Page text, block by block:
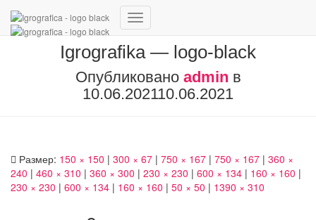
Переключить
навигацию
Igrografika — logo-black
Опубликовано admin в
10.06.202110.06.2021
Размер: 150 × 150 | 300 × 67 | 750 × 167 | 750 × 167 | 360 ×
240 | 460 × 310 | 360 × 300 | 230 × 230 | 600 × 134 | 160 × 160 |
230 × 230 | 600 × 134 | 160 × 160 | 50 × 50 | 1390 × 310